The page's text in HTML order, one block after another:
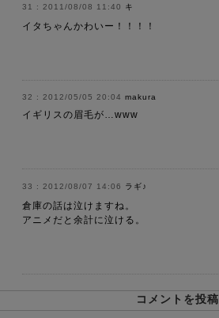
2011/08/08 11:40 キ
イタちゃんかわいー！！！！
2012/05/05 20:04 makura
イギリスの眉毛が…www
2012/08/07 14:06 ラギ♪
倉庫の話は泣けますね。
アニメだと余計に泣ける。
コメントを投稿